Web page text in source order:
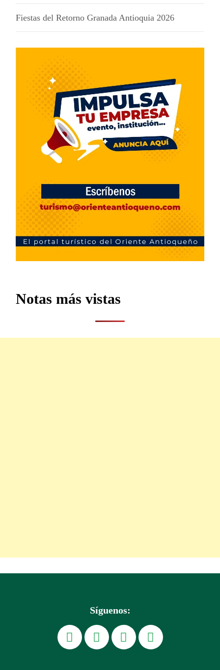
Fiestas del Retorno Granada Antioquia 2026
Notas más vistas
Síguenos: